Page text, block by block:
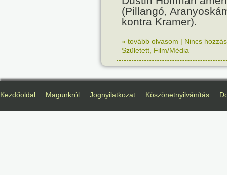
(Pillangó,
kontra Kramer).
» tovább olvasom | Nincs
Született Film/Média
Kezdőoldal Magunkról Jognyilatkozat Köszönetnyilvánítás